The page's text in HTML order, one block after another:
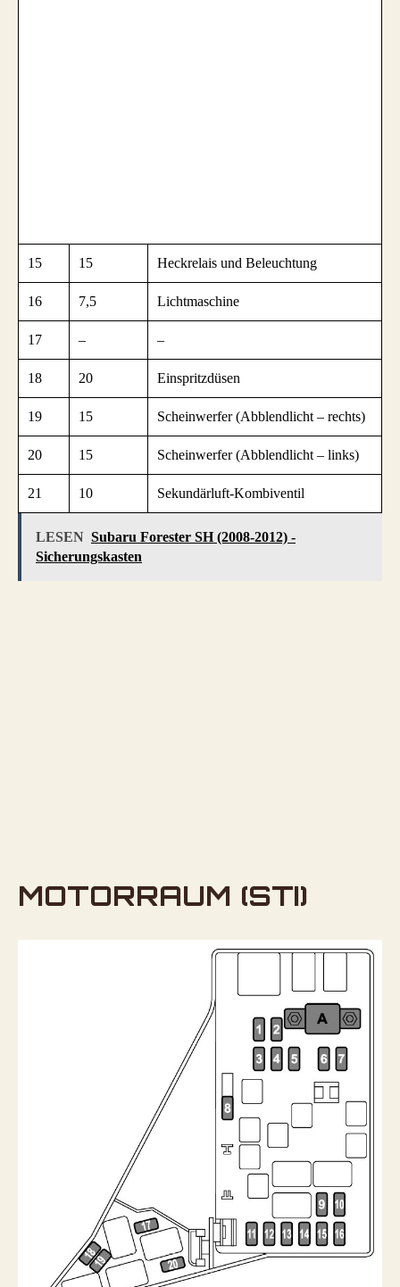
15 15 Heckrelais und Beleuchtung
16 7,5 Lichtmaschine
17 – –
18 20 Einspritzdüsen
19 15 Scheinwerfer (Abblendlicht – rechts)
20 15 Scheinwerfer (Abblendlicht – links)
21 10 Sekundärluft-Kombiventil
LESEN Subaru Forester SH (2008-2012) -
Sicherungskasten
MOTORRAUM (STI)